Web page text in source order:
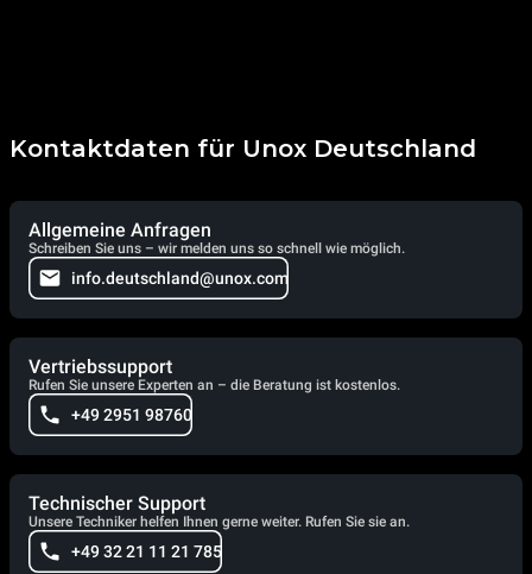
Kontaktdaten für Unox Deutschland
Allgemeine Anfragen
Schreiben Sie uns – wir melden uns so schnell wie möglich.
info.deutschland@unox.com
Vertriebssupport
Rufen Sie unsere Experten an – die Beratung ist kostenlos.
+49 2951 98760
Technischer Support
Unsere Techniker helfen Ihnen gerne weiter. Rufen Sie sie an.
+49 32 21 11 21 785